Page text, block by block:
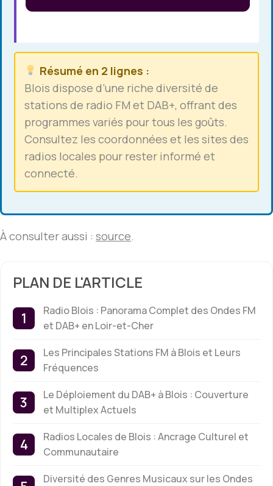
Résumé en 2 lignes :
Blois dispose d’une riche diversité de
stations de radio FM et DAB+, offrant des
programmes variés pour tous les goûts.
Consultez les coordonnées et les sites des
radios locales pour rester informé et
connecté.
À consulter aussi : source.
PLAN DE L'ARTICLE
Radio Blois : Panorama Complet des Ondes FM
et DAB+ en Loir-et-Cher
Les Principales Stations FM à Blois et Leurs
Fréquences
Le Déploiement du DAB+ à Blois : Couverture
et Multiplex Actuels
Radios Locales de Blois : Ancrage Culturel et
Communautaire
Diversité des Genres Musicaux sur les Ondes